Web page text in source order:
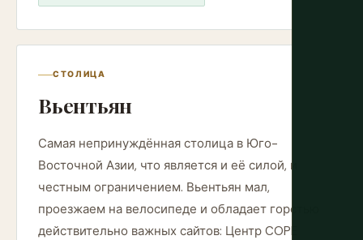
СТОЛИЦА
Вьентьян
Самая непринуждённая столица в Юго-
Восточной Азии, что является и её силой, и
честным ограничением. Вьентьян мал,
проезжаем на велосипеде и обладает горстью
действительно важных сайтов: Центр COPE